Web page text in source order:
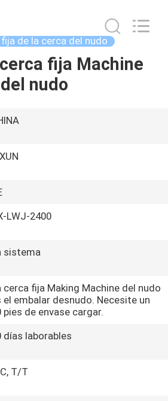
de la cerca del nudo
fija Machine
del nudo
LWJ-2400
sistema
cerca fija Making Machine del nudo
el embalar desnudo. Necesite un
pies de envase cargar.
días laborables
T/T